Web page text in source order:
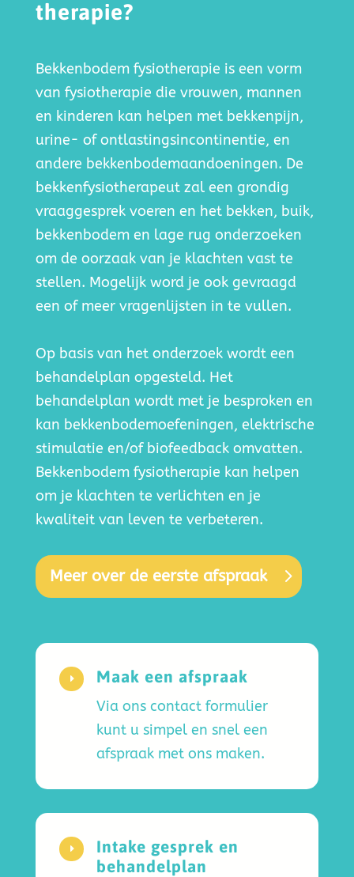
therapie?
Bekkenbodem fysiotherapie is een vorm
van fysiotherapie die vrouwen, mannen
en kinderen kan helpen met bekkenpijn,
urine- of ontlastingsincontinentie, en
andere bekkenbodemaandoeningen. De
bekkenfysiotherapeut zal een grondig
vraaggesprek voeren en het bekken, buik,
bekkenbodem en lage rug onderzoeken
om de oorzaak van je klachten vast te
stellen. Mogelijk word je ook gevraagd
een of meer vragenlijsten in te vullen.
Op basis van het onderzoek wordt een
behandelplan opgesteld. Het
behandelplan wordt met je besproken en
kan bekkenbodemoefeningen, elektrische
stimulatie en/of biofeedback omvatten.
Bekkenbodem fysiotherapie kan helpen
om je klachten te verlichten en je
kwaliteit van leven te verbeteren.
Meer over de eerste afspraak
E Maak een afspraak
Via ons contact formulier
kunt u simpel en snel een
afspraak met ons maken.
E
Intake gesprek en
behandelplan